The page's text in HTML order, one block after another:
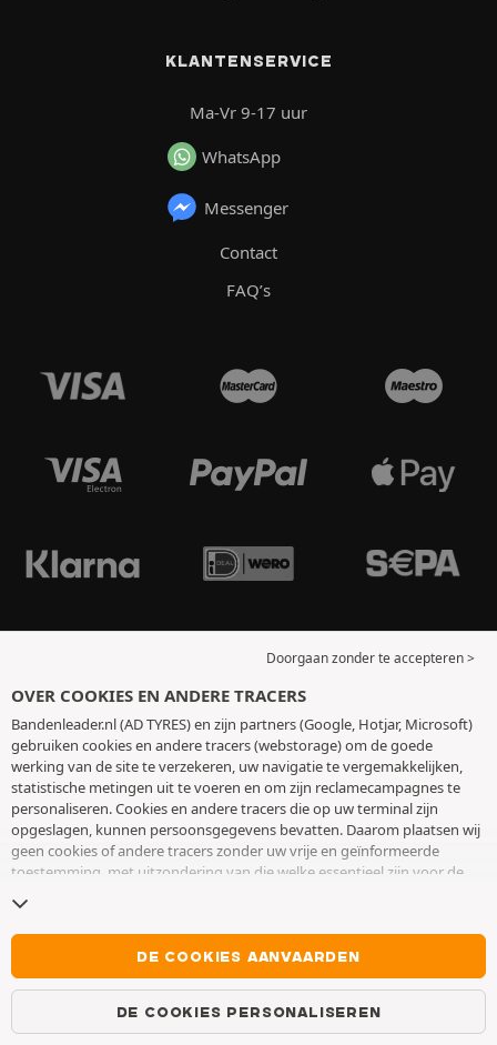
KLANTENSERVICE
Ma-Vr 9-17 uur
WhatsApp
Messenger
Contact
FAQ’s
Doorgaan zonder te accepteren >
OVER COOKIES EN ANDERE TRACERS
Bandenleader.nl (AD TYRES) en zijn partners (Google, Hotjar, Microsoft)
gebruiken cookies en andere tracers (webstorage) om de goede
werking van de site te verzekeren, uw navigatie te vergemakkelijken,
statistische metingen uit te voeren en om zijn reclamecampagnes te
personaliseren. Cookies en andere tracers die op uw terminal zijn
opgeslagen, kunnen persoonsgegevens bevatten. Daarom plaatsen wij
geen cookies of andere tracers zonder uw vrije en geïnformeerde
toestemming, met uitzondering van die welke essentieel zijn voor de
toestemming op elk moment intrekken door naar de pagina over
cookies en andere tracerste gaan. U kunt ervoor kiezen om verder te
surfen zonder het deponeren van cookies of andere tracers te
aanvaarden. Weigering verhindert de toegang tot diensten niet AD
TYRES. Voor meer informatie,
DE COOKIES AANVAARDEN
DE COOKIES PERSONALISEREN